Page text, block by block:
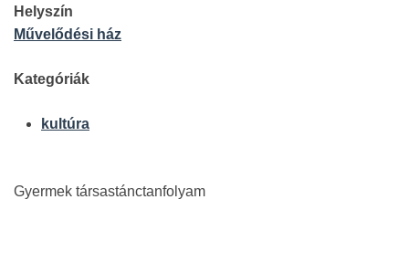
Helyszín
Művelődési ház
Kategóriák
kultúra
Gyermek társastánctanfolyam